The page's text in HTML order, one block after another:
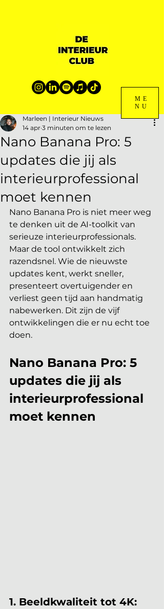
ME
NU
Nano Banana Pro: 5
updates die jij als
interieurprofessional
moet kennen
Marleen | Interieur Nieuws
14 apr 3 minuten om te lezen
Nano Banana Pro is niet meer weg
te denken uit de AI-toolkit van
serieuze interieurprofessionals.
Maar de tool ontwikkelt zich
razendsnel. Wie de nieuwste
updates kent, werkt sneller,
presenteert overtuigender en
verliest geen tijd aan handmatig
nabewerken. Dit zijn de vijf
ontwikkelingen die er nu echt toe
doen.
Nano Banana Pro: 5
updates die jij als
interieurprofessional
moet kennen
1. Beeldkwaliteit tot 4K: